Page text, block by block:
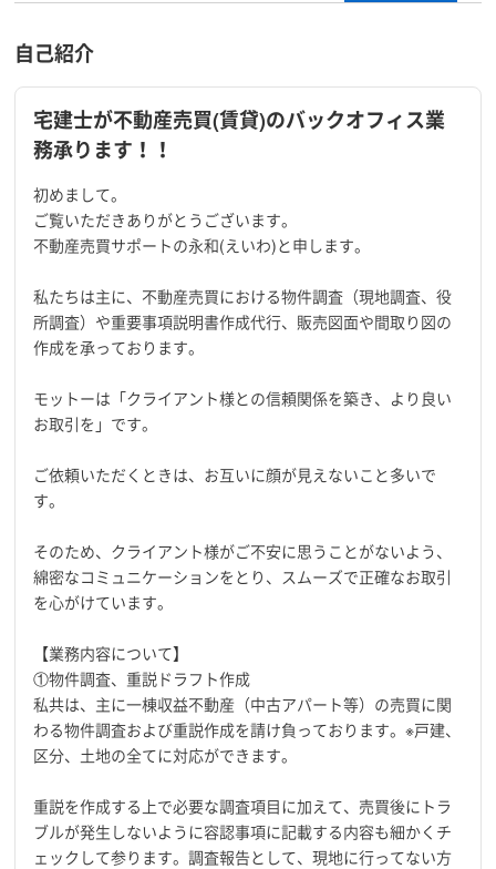
自己紹介
宅建士が不動産売買(賃貸)のバックオフィス業
務承ります！！
初めまして。
ご覧いただきありがとうございます。
不動産売買サポートの永和(えいわ)と申します。
私たちは主に、不動産売買における物件調査（現地調査、役
所調査）や重要事項説明書作成代行、販売図面や間取り図の
作成を承っております。
モットーは「クライアント様との信頼関係を築き、より良い
お取引を」です。
ご依頼いただくときは、お互いに顔が見えないこと多いで
す。
そのため、クライアント様がご不安に思うことがないよう、
綿密なコミュニケーションをとり、スムーズで正確なお取引
を心がけています。
【業務内容について】
①物件調査、重説ドラフト作成
私共は、主に一棟収益不動産（中古アパート等）の売買に関
わる物件調査および重説作成を請け負っております。※戸建、
区分、土地の全てに対応ができます。
重説を作成する上で必要な調査項目に加えて、売買後にトラ
ブルが発生しないように容認事項に記載する内容も細かくチ
ェックして参ります。調査報告として、現地に行ってない方